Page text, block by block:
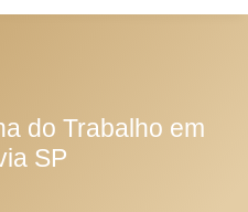
do Trabalho em
SP